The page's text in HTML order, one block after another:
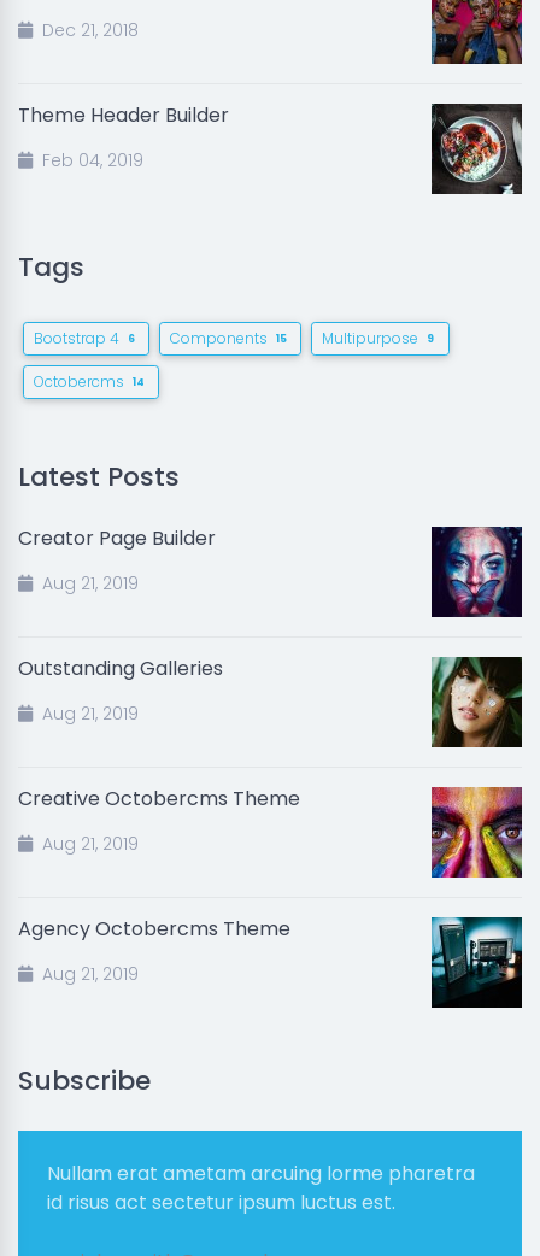
Dec 21, 2018
Theme Header Builder
Feb 04, 2019
Tags
Bootstrap 4 6 Components 15 Multipurpose 9
Octobercms 14
Latest Posts
Creator Page Builder
Aug 21, 2019
Outstanding Galleries
Aug 21, 2019
Creative Octobercms Theme
Aug 21, 2019
Agency Octobercms Theme
Aug 21, 2019
Subscribe
Nullam erat ametam arcuing lorme pharetra
id risus act sectetur ipsum luctus est.